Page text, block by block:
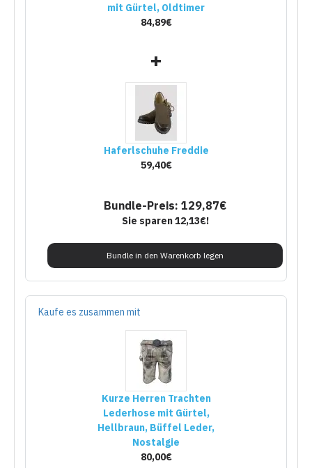
mit Gürtel, Oldtimer
84,89€
+
Haferlschuhe Freddie
59,40€
Bundle-Preis: 129,87€
Sie sparen 12,13€!
Bundle in den Warenkorb legen
Kaufe es zusammen mit
Kurze Herren Trachten
Lederhose mit Gürtel,
Hellbraun, Büffel Leder,
Nostalgie
80,00€